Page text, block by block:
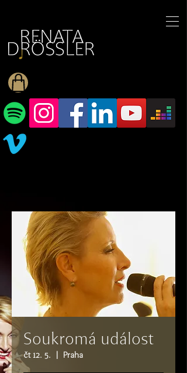
Soukromá událost
čt 12. 5. Praha